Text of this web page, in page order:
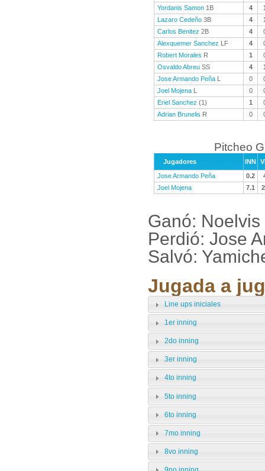
Yordanis Samon 1B 4
Lazaro Cedeño 3B 4
Carlos Benitez 2B 4
Alexquemer Sanchez LF 4
Robert Morales R 1
Osvaldo Abreu SS 4
Jose Armando Peña L 0
Joel Mojena L 0
Eriel Sanchez (1) 1
Adrian Brunelis R 0
Pitcheo
Jugadores INN
Jose Armando Peña
0.2
Joel Mojena
7.1
Ganó:
Perdió: Jose
Salvó:
Jugada a
Line ups iniciales
1er inning
2do inning
3er inning
4to inning
5to inning
6to inning
7mo inning
8vo inning